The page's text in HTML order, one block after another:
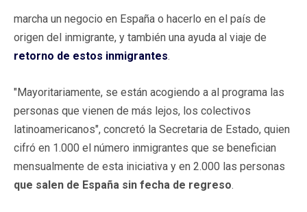
marcha un negocio en España o hacerlo en el país de
origen del inmigrante, y también una ayuda al viaje de
retorno de estos inmigrantes.
"Mayoritariamente, se están acogiendo a al programa las
personas que vienen de más lejos, los colectivos
latinoamericanos", concretó la Secretaria de Estado, quien
cifró en 1.000 el número inmigrantes que se benefician
mensualmente de esta iniciativa y en 2.000 las personas
que salen de España sin fecha de regreso.